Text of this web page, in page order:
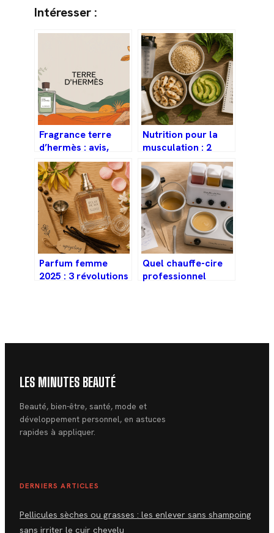
Intéresser :
Fragrance terre
d’hermès : avis,
usages et conseils
pour bien la porter
Nutrition pour la
musculation : 2
grammes de
protéines par kilo
pour transformer
votre physique
Parfum femme
2025 : 3 révolutions
Quel chauffe-cire
professionnel
LES MINUTES BEAUTÉ
Beauté, bien-être, santé, mode et
développement personnel, en astuces
rapides à appliquer.
DERNIERS ARTICLES
Pellicules sèches ou grasses : les enlever sans shampoing
sans irriter le cuir chevelu